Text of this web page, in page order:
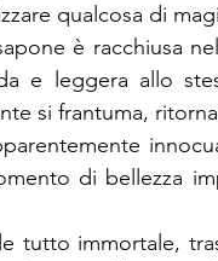
qualcosa di
è racchiusa
e leggera allo
si frantuma,
di bellezza
tutto immortale,